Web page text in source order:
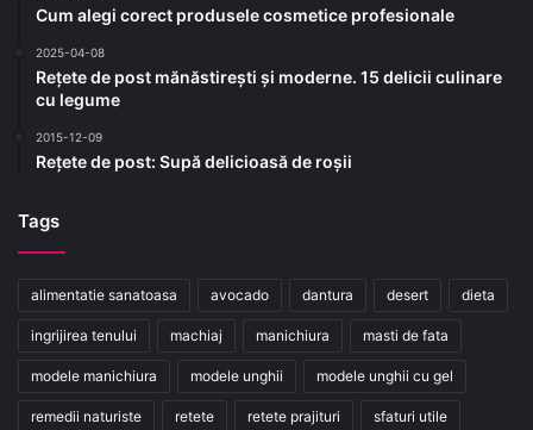
Cum alegi corect produsele cosmetice profesionale
2025-04-08
Rețete de post mănăstirești și moderne. 15 delicii culinare
cu legume
2015-12-09
Rețete de post: Supă delicioasă de roșii
Tags
alimentatie sanatoasa avocado dantura desert dieta
ingrijirea tenului machiaj manichiura masti de fata
modele manichiura modele unghii modele unghii cu gel
remedii naturiste retete retete prajituri sfaturi utile